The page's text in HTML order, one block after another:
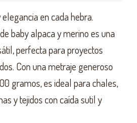
en cada hebra.
baby alpaca y merino es una
perfecta para proyectos
Con una metraje generoso
gramos, es ideal para chales,
y tejidos con caída sutil y